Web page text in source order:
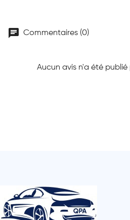
chat Commentaires (0)
Aucun avis n'a été